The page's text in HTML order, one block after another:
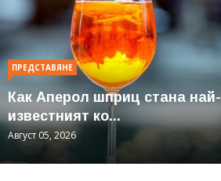
ПРЕДСТАВЯНЕ
Как Аперол шприц стана най-
известният ко...
Август 05, 2026